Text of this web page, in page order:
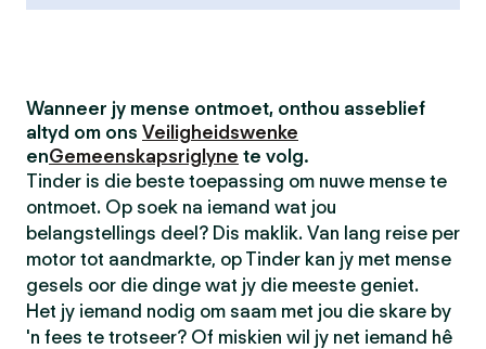
Wanneer jy mense ontmoet, onthou asseblief
altyd om ons Veiligheidswenke
enGemeenskapsriglyne te volg.
Tinder is die beste toepassing om nuwe mense te
ontmoet. Op soek na iemand wat jou
belangstellings deel? Dis maklik. Van lang reise per
motor tot aandmarkte, op Tinder kan jy met mense
gesels oor die dinge wat jy die meeste geniet.
Het jy iemand nodig om saam met jou die skare by
'n fees te trotseer? Of miskien wil jy net iemand hê